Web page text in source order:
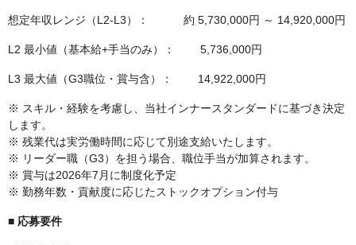
想定年収レンジ（L2-L3）： 約 5,730,000円 ～ 14,920,000円
L2 最小値（基本給+手当のみ）： 5,736,000円
L3 最大値（G3職位・賞与含）： 14,922,000円
※ スキル・経験を考慮し、当社インナースタンダードに基づき決定
します。
※ 残業代は実労働時間に応じて別途支給いたします。
※ リーダー職（G3）を担う場合、職位手当が加算されます。
※ 賞与は2026年7月に制度化予定
※ 勤務年数・貢献度に応じたストックオプション付与
■ 応募要件